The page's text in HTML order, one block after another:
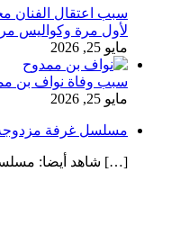
سبب اعتقال الفنان
لأول مرة وكواليس
مايو 25, 2026
سبب وفاة نواف بن
مايو 25, 2026
مسلسل غرفة مزدوجة الحلقة
[…] شاهد أيضا: مسلسل